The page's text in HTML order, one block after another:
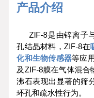
产品介绍
ZIF-8是由锌离子
孔结晶材料，ZIF-8在
化和生物传感器等应
及ZIF-8膜在气体混合
沸石表现出显著的筛
环孔和疏水性行为。